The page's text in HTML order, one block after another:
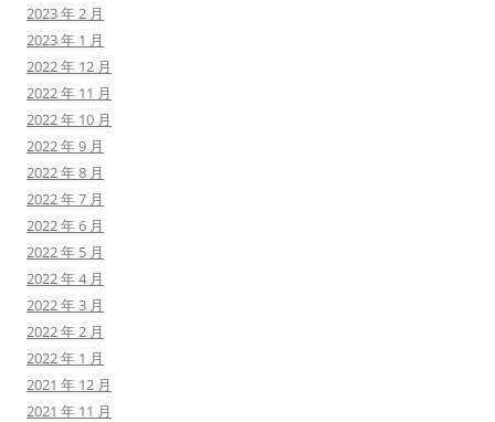
2023 年 2 月
2023 年 1 月
2022 年 12 月
2022 年 11 月
2022 年 10 月
2022 年 9 月
2022 年 8 月
2022 年 7 月
2022 年 6 月
2022 年 5 月
2022 年 4 月
2022 年 3 月
2022 年 2 月
2022 年 1 月
2021 年 12 月
2021 年 11 月